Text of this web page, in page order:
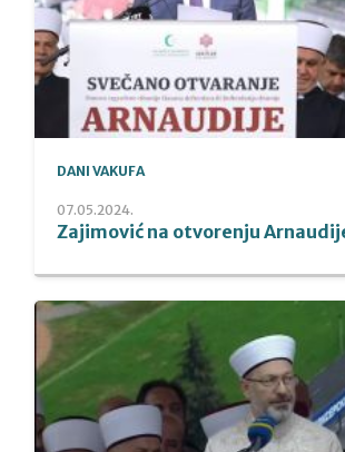
DANI VAKUFA
07.05.2024.
Zajimović na otvorenju